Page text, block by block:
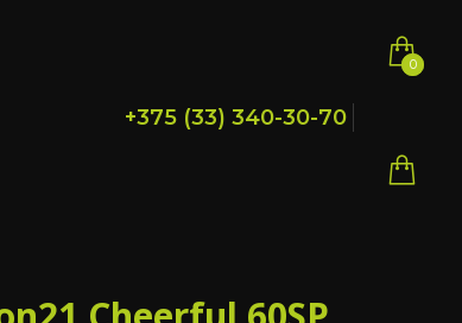
+375 (33) 340-30-70
0
0